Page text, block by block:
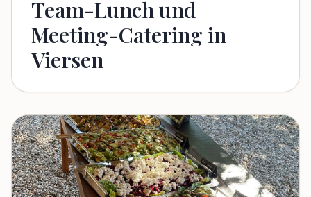
Team-Lunch und
Meeting-Catering in
Viersen